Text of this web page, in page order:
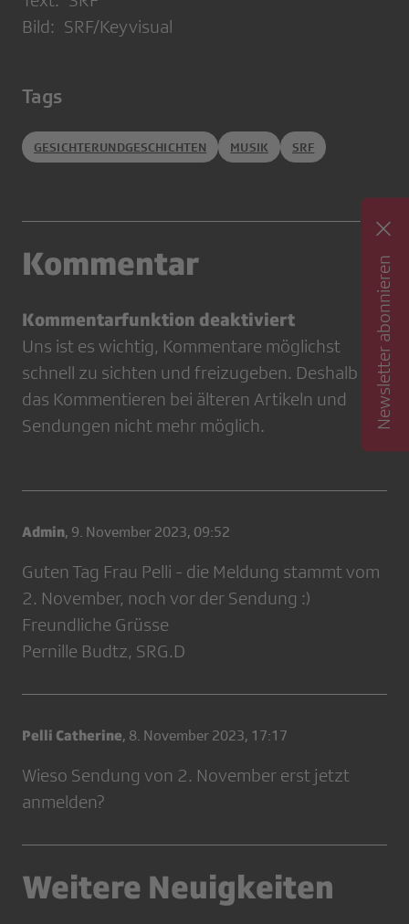
Bild: SRF/Keyvisual
Tags
GESICHTERUNDGESCHICHTEN MUSIK SRF
Kommentar
Kommentarfunktion deaktiviert
Uns ist es wichtig, Kommentare möglichst
schnell zu sichten und freizugeben. Deshalb ist
das Kommentieren bei älteren Artikeln und
Sendungen nicht mehr möglich.
Admin, 9. November 2023, 09:52
Guten Tag Frau Pelli - die Meldung stammt vom
2. November, noch vor der Sendung :)
Freundliche Grüsse
Pernille Budtz, SRG.D
Pelli Catherine, 8. November 2023, 17:17
Wieso Sendung von 2. November erst jetzt
anmelden?
Weitere Neuigkeiten
Newsletter abonnieren